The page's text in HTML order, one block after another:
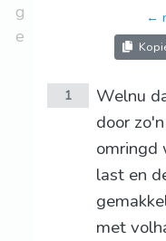
g
e
←
1
Welnu
door
omringd
last en
met